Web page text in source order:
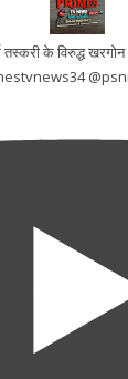
के विरुद्ध खरगोन